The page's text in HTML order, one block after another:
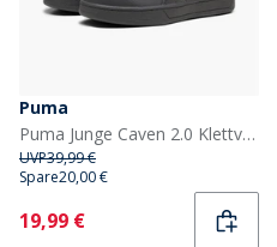
Puma
Puma Junge Caven 2.0 Klettverschluss Turnschuhe Schwarz/Dark Grey
UVP39,99 €
Spare20,00 €
Current
19,99 €